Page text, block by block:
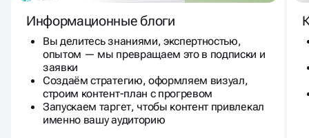
Информационные блоги
Вы делитесь знаниями, экспертностью,
опытом — мы превращаем это в подписки и
заявки
Создаём стратегию, оформляем визуал,
строим контент-план с прогревом
Запускаем таргет, чтобы контент привлекал
именно вашу аудиторию